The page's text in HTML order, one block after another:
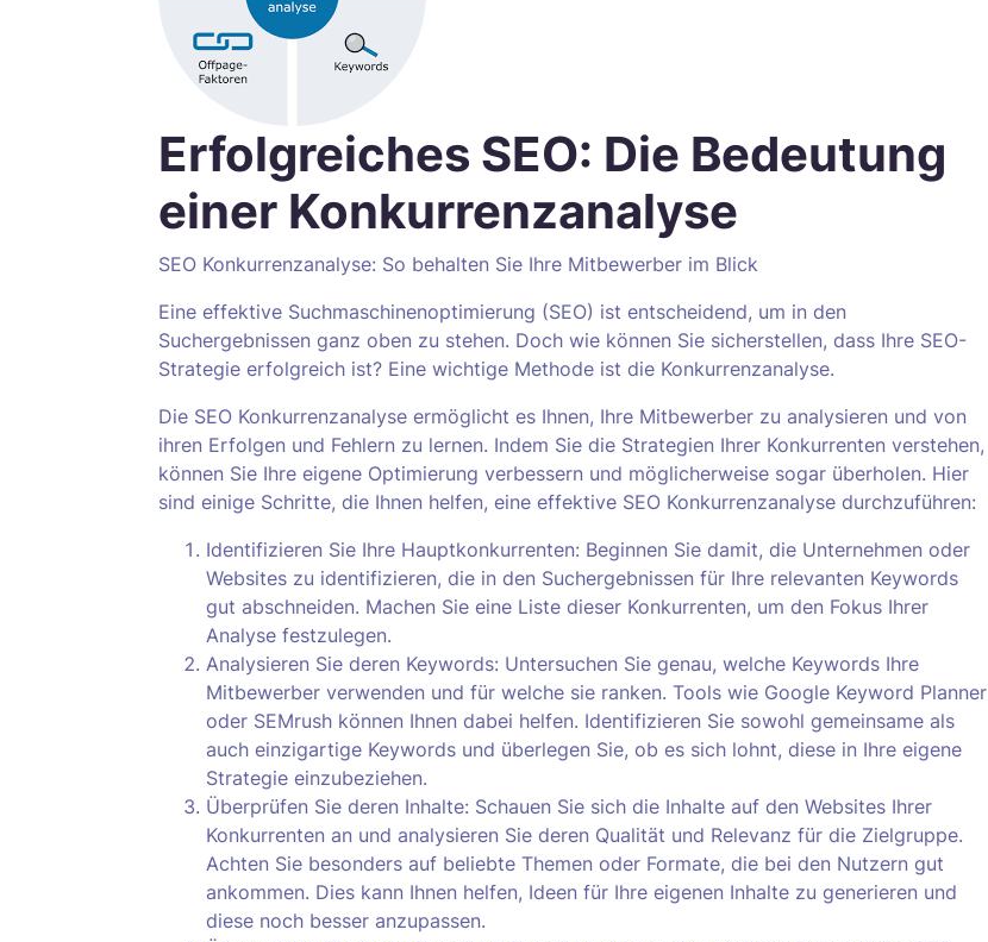
Erfolgreiches SEO: Die Bedeutung
einer Konkurrenzanalyse
SEO Konkurrenzanalyse: So behalten Sie Ihre Mitbewerber im Blick
Eine effektive Suchmaschinenoptimierung (SEO) ist entscheidend, um in den
Suchergebnissen ganz oben zu stehen. Doch wie können Sie sicherstellen, dass Ihre SEO-
Strategie erfolgreich ist? Eine wichtige Methode ist die Konkurrenzanalyse.
Die SEO Konkurrenzanalyse ermöglicht es Ihnen, Ihre Mitbewerber zu analysieren und von
ihren Erfolgen und Fehlern zu lernen. Indem Sie die Strategien Ihrer Konkurrenten verstehen,
können Sie Ihre eigene Optimierung verbessern und möglicherweise sogar überholen. Hier
sind einige Schritte, die Ihnen helfen, eine effektive SEO Konkurrenzanalyse durchzuführen:
Identifizieren Sie Ihre Hauptkonkurrenten: Beginnen Sie damit, die Unternehmen oder
Websites zu identifizieren, die in den Suchergebnissen für Ihre relevanten Keywords
gut abschneiden. Machen Sie eine Liste dieser Konkurrenten, um den Fokus Ihrer
Analyse festzulegen.
Analysieren Sie deren Keywords: Untersuchen Sie genau, welche Keywords Ihre
Mitbewerber verwenden und für welche sie ranken. Tools wie Google Keyword Planner
oder SEMrush können Ihnen dabei helfen. Identifizieren Sie sowohl gemeinsame als
auch einzigartige Keywords und überlegen Sie, ob es sich lohnt, diese in Ihre eigene
Strategie einzubeziehen.
Überprüfen Sie deren Inhalte: Schauen Sie sich die Inhalte auf den Websites Ihrer
Konkurrenten an und analysieren Sie deren Qualität und Relevanz für die Zielgruppe.
Achten Sie besonders auf beliebte Themen oder Formate, die bei den Nutzern gut
ankommen. Dies kann Ihnen helfen, Ideen für Ihre eigenen Inhalte zu generieren und
diese noch besser anzupassen.